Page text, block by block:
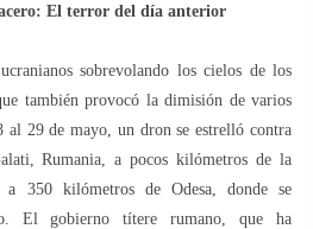
El terror del día anterior
sobrevolando los cielos de los
también provocó la dimisión de varios
al 29 de mayo, un dron se estrelló contra
Rumania, a pocos kilómetros de la
350 kilómetros de Odesa, donde se
El gobierno títere rumano, que ha